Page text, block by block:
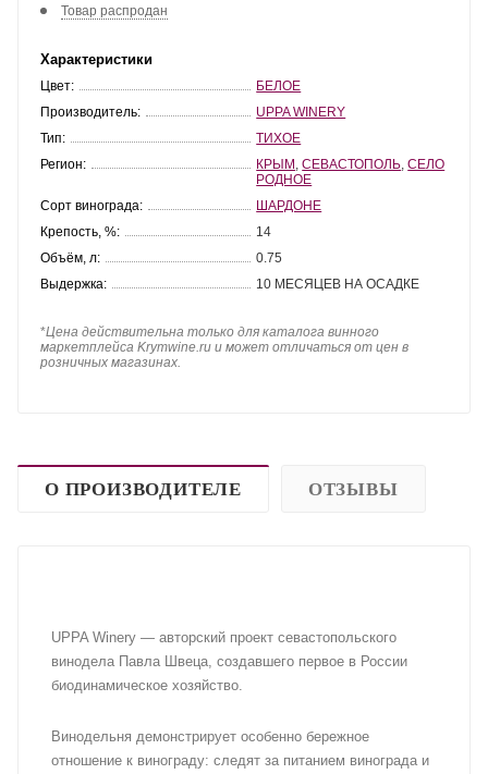
Товар распродан
Характеристики
Цвет:
БЕЛОЕ
Производитель:
UPPA WINERY
Тип:
ТИХОЕ
Регион:
КРЫМ ,СЕВАСТОПОЛЬ ,СЕЛО
РОДНОЕ
Сорт винограда:
ШАРДОНЕ
Крепость, %:
14
Объём, л:
0.75
Выдержка:
10 МЕСЯЦЕВ НА ОСАДКЕ
*Цена действительна только для каталога винного
маркетплейса Krymwine.ru и может отличаться от цен в
розничных магазинах.
О ПРОИЗВОДИТЕЛЕ ОТЗЫВЫ
UPPA Winery — авторский проект севастопольского
винодела Павла Швеца, создавшего первое в России
биодинамическое хозяйство.
Винодельня демонстрирует особенно бережное
отношение к винограду: следят за питанием винограда и